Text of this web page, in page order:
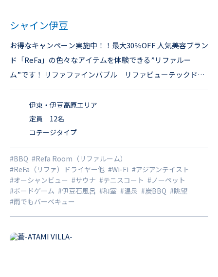
シャイン伊豆
お得なキャンペーン実施中！！最大30％OFF 人気美容ブラン
ド「ReFa」の色々なアイテムを体験できる”リファルー
ム”です！ リファファインバブル リファビューテックドラ
イヤースマート リファストレートアイロンプロ他 伊豆高原
の高台に佇む、オーシャンビューのアジアンテイスト別荘。
大きな窓からは青い海と空が広がり、夜には満天の星が瞬き
ます。 館内には展望風呂とサウナを備え、心と身体をゆった
りと“ととのえる”ひとときをお過ごしいただけます。 屋根付
きのBBQスペースでは、海風を感じながらご家族やご友人と
楽しいひとときを。 日常を離れ、波音と自然に癒される特別
な休日をお楽しみください。 ※画像にあるテニスコートは赤
沢望洋台カスタマーセンターへお問い合わせください。0557
伊東・伊豆高原エリア
定員 12名
コテージタイプ
#BBQ #Refa Room（リファルーム）
#ReFa（リファ）ドライヤー他 #Wi-Fi #アジアンテイスト
#オーシャンビュー #サウナ #テニスコート #ノーペット
#ボードゲーム #伊豆石風呂 #和室 #温泉 #炭BBQ #眺望
#雨でもバーベキュー